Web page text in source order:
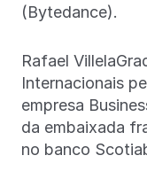
(Bytedance).
Rafael
Internacionais
empresa
da embaixada
no banco